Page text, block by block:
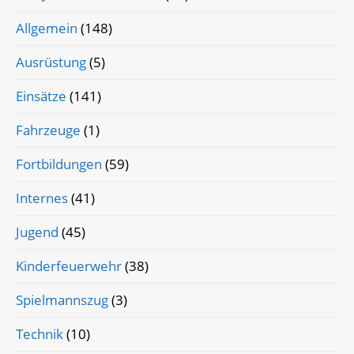
Allgemein (148)
Ausrüstung(5)
Einsätze (141)
Fahrzeuge (1)
Fortbildungen (59)
Internes(41)
Jugend (45)
Kinderfeuerwehr(38)
Spielmannszug(3)
Technik(10)